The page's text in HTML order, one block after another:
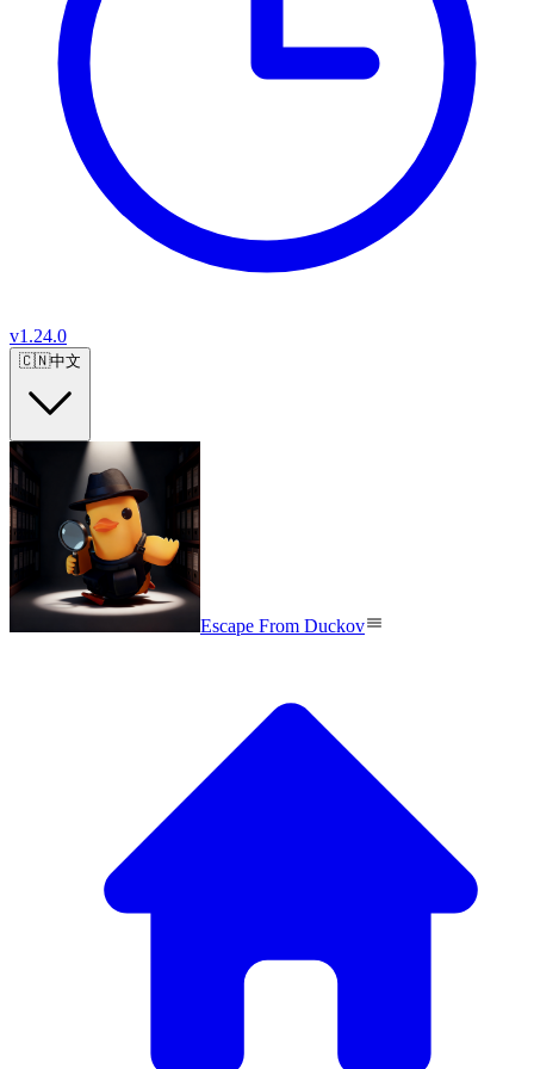
v1.24.0
🇨🇳中文
Escape From Duckov